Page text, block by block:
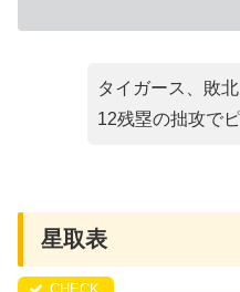
タイガース、敗北
12残塁の拙攻で
星取表